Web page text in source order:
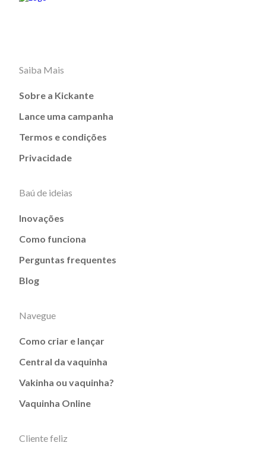
Saiba Mais
Sobre a Kickante
Lance uma campanha
Termos e condições
Privacidade
Baú de ideias
Inovações
Como funciona
Perguntas frequentes
Blog
Navegue
Como criar e lançar
Central da vaquinha
Vakinha ou vaquinha?
Vaquinha Online
Cliente feliz